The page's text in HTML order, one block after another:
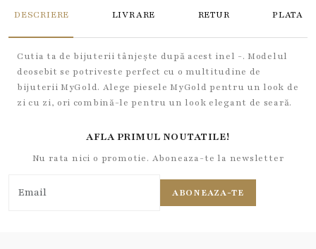
DESCRIERE LIVRARE RETUR PLATA
Cutia ta de bijuterii tânjește după acest inel -. Modelul
deosebit se potriveste perfect cu o multitudine de
bijuterii MyGold. Alege piesele MyGold pentru un look de
zi cu zi, ori combină-le pentru un look elegant de seară.
AFLA PRIMUL NOUTATILE!
Nu rata nici o promotie. Aboneaza-te la newsletter
ABONEAZA-TE